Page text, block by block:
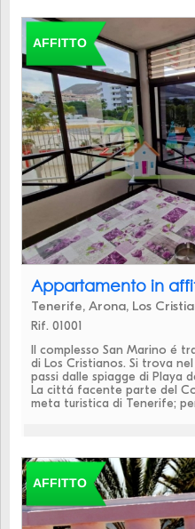
AFFITTO
Appartamento in
Tenerife, Arona, Los
Rif. 01001
Il complesso San Marino é
di Los Cristianos. Si trova
passi dalle spiagge di Playa
La cittá facente parte del
meta turistica di Tenerife;
AFFITTO